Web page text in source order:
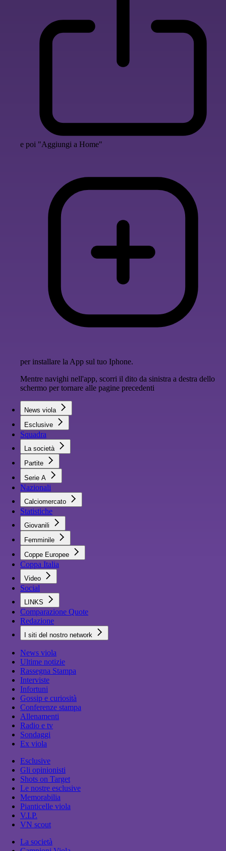
e poi "Aggiungi a Home"
per installare la App sul tuo Iphone.
Mentre navighi nell'app, scorri il dito da sinistra a destra dello
schermo per tornare alle pagine precedenti
News viola
Esclusive
Squadra
La società
Partite
Serie A
Nazionali
Calciomercato
Statistiche
Giovanili
Femminile
Coppe Europee
Coppa Italia
Video
Social
LINKS
Comparazione Quote
Redazione
I siti del nostro network
News viola
Ultime notizie
Rassegna Stampa
Interviste
Infortuni
Gossip e curiosità
Conferenze stampa
Allenamenti
Radio e tv
Sondaggi
Ex viola
Esclusive
Gli opinionisti
Shots on Target
Le nostre esclusive
Memorabilia
Pianticelle viola
V.I.P.
VN scout
La società